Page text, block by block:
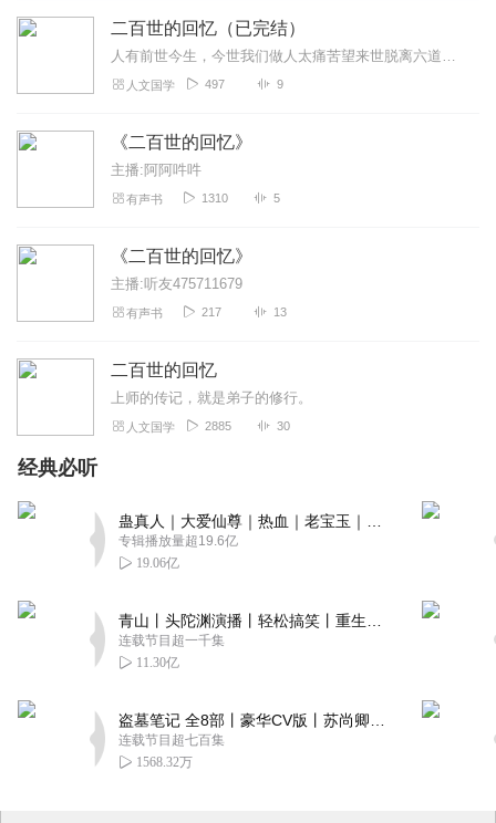
二百世的回忆（已完结）
人有前世今生，今世我们做人太痛苦望来世脱离六道一位伏藏大师转世之密传，索达吉堪布翻译
人文国学 497 9
《二百世的回忆》
主播:阿阿吽吽
有声书 1310 5
《二百世的回忆》
主播:听友475711679
有声书 217 13
二百世的回忆
上师的传记，就是弟子的修行。
人文国学 2885 30
经典必听
专辑播放量超19.6亿
19.06亿
连载节目超一千集
11.30亿
连载节目超七百集
1568.32万